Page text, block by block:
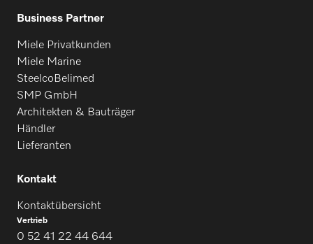
Business Partner
Miele Privatkunden
Miele Marine
SteelcoBelimed
SMP GmbH
Architekten & Bauträger
Händler
Lieferanten
Kontakt
Kontaktübersicht
Vertrieb
0 52 41 22 44 644